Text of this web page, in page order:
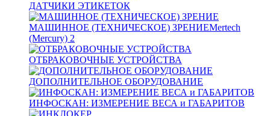
ДАТЧИКИ ЭТИКЕТОК
МАШИННОЕ (ТЕХНИЧЕСКОЕ) ЗРЕНИЕMertech
(Mercury) 2
ОТБРАКОВОЧНЫЕ УСТРОЙСТВА
ДОПОЛНИТЕЛЬНОЕ ОБОРУДОВАНИЕ
ИНФОСКАН: ИЗМЕРЕНИЕ ВЕСА и ГАБАРИТОВ